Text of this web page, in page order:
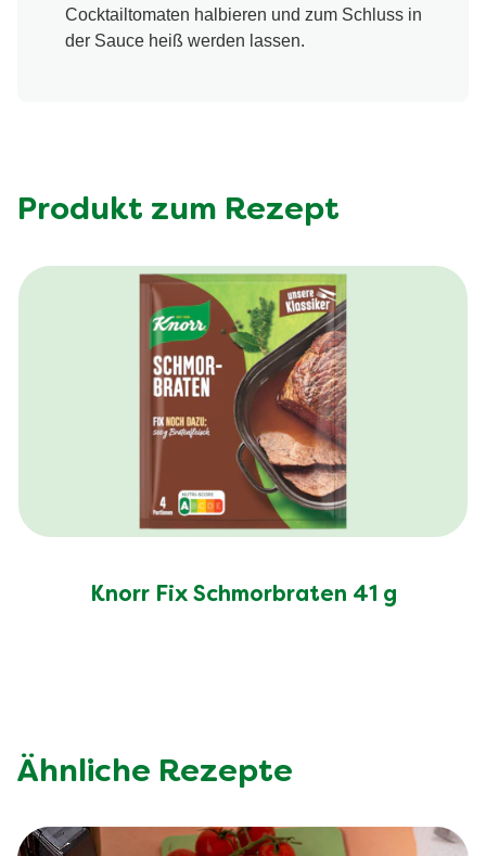
Cocktailtomaten halbieren und zum Schluss in
der Sauce heiß werden lassen.
Produkt zum Rezept
Knorr Fix Schmorbraten 41 g
Ähnliche Rezepte